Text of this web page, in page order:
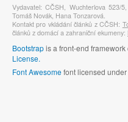
Vydavatel: CČSH, Wuchterlova 523/
Tomáš Novák, Hana Tonzarová.
Kontakt pro vkládání článků z CČSH:
článků z domácí a zahraniční ekumeny:
Bootstrapis a front-end
License.
Font Awesomefont licensed under